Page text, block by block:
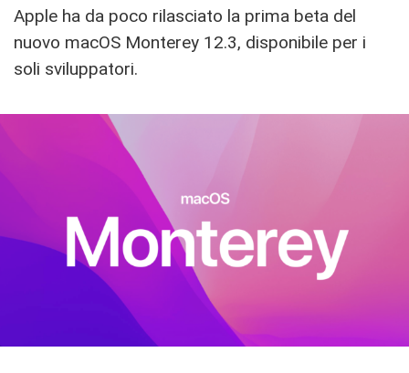
Apple ha da poco rilasciato la prima beta del
nuovo macOS Monterey 12.3, disponibile per i
soli sviluppatori.